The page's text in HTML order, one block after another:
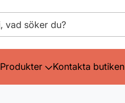
Produkter Kontakta butiken